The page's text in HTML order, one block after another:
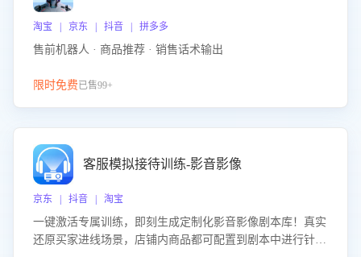
淘宝 | 京东 | 抖音 | 拼多多
售前机器人 · 商品推荐 · 销售话术输出
限时免费已售99+
客服模拟接待训练-影音影像
京东 | 抖音 | 淘宝
一键激活专属训练，即刻生成定制化影音影像剧本库！真实
还原买家进线场景，店铺内商品都可配置到剧本中进行针对